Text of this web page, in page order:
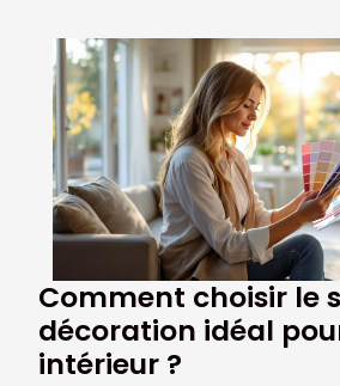
Comment choisir le
décoration idéal
intérieur ?